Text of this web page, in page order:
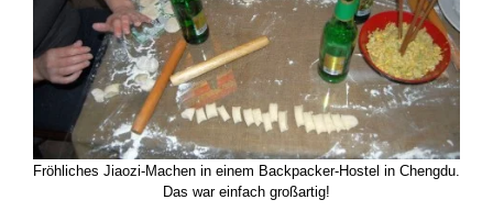
Fröhliches Jiaozi-Machen in einem Backpacker-Hostel in Chengdu.
Das war einfach großartig!